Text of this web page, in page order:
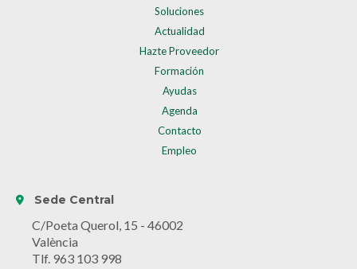
Soluciones
Actualidad
Hazte Proveedor
Formación
Ayudas
Agenda
Contacto
Empleo
Sede Central
C/Poeta Querol, 15 - 46002
València
Tlf. 963 103 998